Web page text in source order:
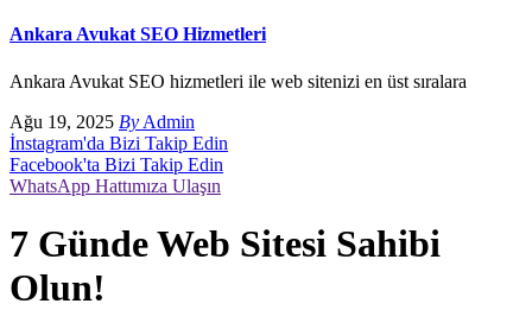
Ankara Avukat SEO Hizmetleri
Ankara Avukat SEO hizmetleri ile web sitenizi en üst sıralara
Ağu 19, 2025 By Admin
İnstagram'da Bizi Takip Edin
Facebook'ta Bizi Takip Edin
WhatsApp Hattımıza Ulaşın
7 Günde Web Sitesi Sahibi
Olun!